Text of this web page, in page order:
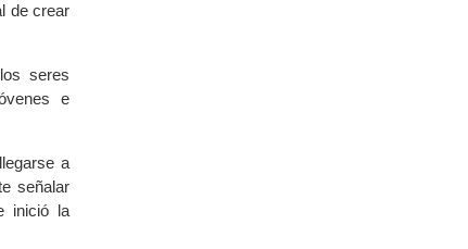
de crear
seres
e
a
señalar
inició la